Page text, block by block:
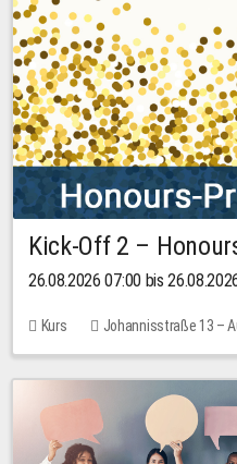
Kick-Off 2 –
26.08.2026 07:00 bis
Kurs
Johannisstraße 13 –
Keine freien Plätze